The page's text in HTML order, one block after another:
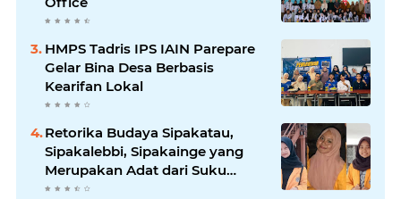
HMPS Tadris IPS IAIN Parepare
Gelar Bina Desa Berbasis
Kearifan Lokal
Retorika Budaya Sipakatau,
Sipakalebbi, Sipakainge yang
Merupakan Adat dari Suku
Bugis